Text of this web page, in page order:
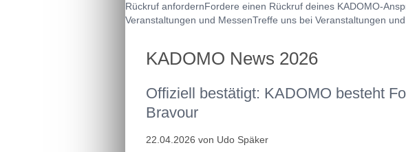
Rückruf anfordernFordere einen Rückruf deines KADOMO-
Veranstaltungen und MessenTreffe uns bei Veranstaltungen
KADOMO News 2026
Offiziell bestätigt: KADOMO besteht
Bravour
22.04.2026 von Udo Späker